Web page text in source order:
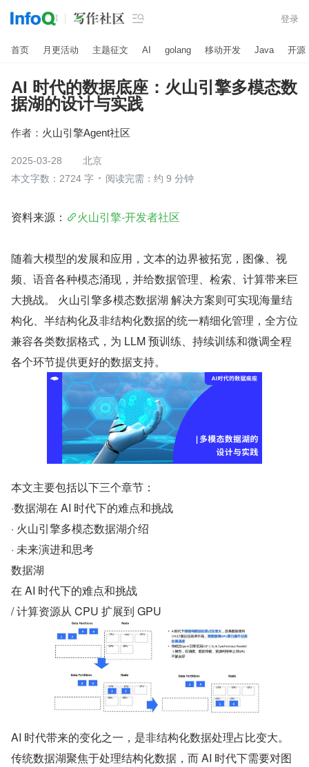
 登录
首页 月更活动 主题征文 AI golang 移动开发 Java 开源
AI 时代的数据底座：火山引擎多模态数
据湖的设计与实践
作者： 火山引擎Agent社区
2025-03-28
北京
本文字数：2724 字
阅读完需：约 9 分钟
资料来源： 火山引擎-开发者社区
随着大模型的发展和应用，文本的边界被拓宽，图像、视
频、语音各种模态涌现，并给数据管理、检索、计算带来巨
大挑战。 火山引擎多模态数据湖 解决方案则可实现海量结
构化、半结构化及非结构化数据的统一精细化管理，全方位
兼容各类数据格式，为 LLM 预训练、持续训练和微调全程
各个环节提供更好的数据支持。
本文主要包括以下三个章节：
·数据湖在 AI 时代下的难点和挑战
· 火山引擎多模态数据湖介绍
· 未来演进和思考
数据湖
在 AI 时代下的难点和挑战
/ 计算资源从 CPU 扩展到 GPU
AI 时代带来的变化之一，是非结构化数据处理占比变大。
传统数据湖聚焦于处理结构化数据，而 AI 时代下需要对图